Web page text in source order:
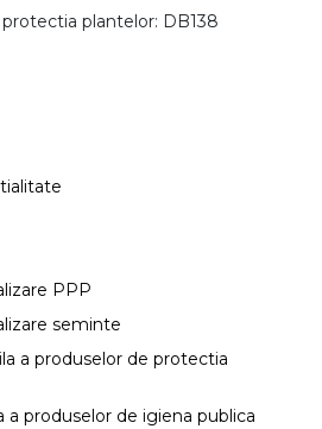
plantelor: DB138
PPP
seminte
a produselor de protectia
a produselor de igiena publica